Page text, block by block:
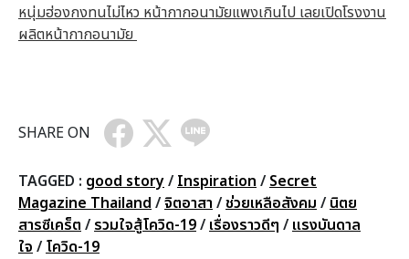
หนุ่มฮ่องกงทนไม่ไหว หน้ากากอนามัยแพงเกินไป เลยเปิดโรงงาน
ผลิตหน้ากากอนามัย
SHARE ON
TAGGED : good story/ Inspiration / Secret
Magazine Thailand /จิตอาสา /ช่วยเหลือสังคม / นิตย
สารซีเคร็ต / รวมใจสู้โควิด-19/ เรื่องราวดีๆ / แรงบันดาล
ใจ / โควิด-19